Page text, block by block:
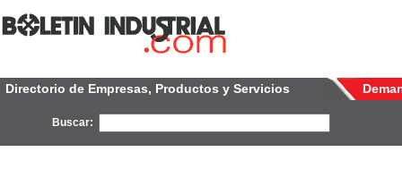
Directorio de Empresas, Productos y Servicios
Buscar: